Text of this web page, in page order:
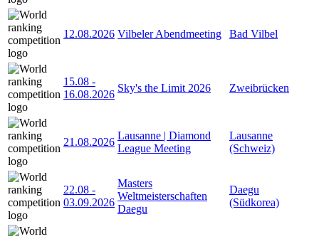
12.08.2026 Vilbeler Abendmeeting Bad Vilbel
15.08 -
16.08.2026
Sky's the Limit 2026 Zweibrücken
21.08.2026
Lausanne | Diamond
League Meeting
Lausanne
(Schweiz)
22.08 -
03.09.2026
Masters
Weltmeisterschaften
Daegu
Daegu
(Südkorea)